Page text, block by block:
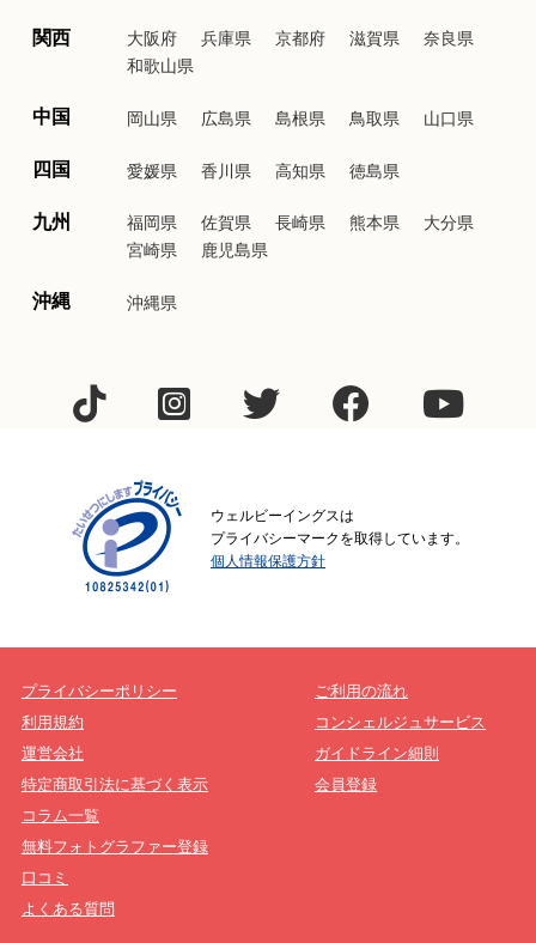
関西 大阪府 兵庫県 京都府 滋賀県
奈良県
和歌山県
中国 岡山県 広島県 島根県 鳥取県 山口県
四国 愛媛県 香川県 高知県 徳島県
九州 福岡県 佐賀県 長崎県 熊本県
大分県
宮崎県
鹿児島県
沖縄 沖縄県
ウェルビーイングスは
プライバシーマークを取得しています。
個人情報保護方針
プライバシーポリシー
利用規約
運営会社
特定商取引法に基づく表示
ご利用の流れ
コンシェルジュサービス
ガイドライン細則
会員登録
コラム一覧
無料フォトグラファー登録
口コミ
よくある質問